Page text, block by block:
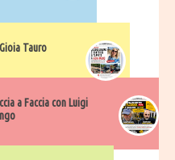
Tauro
a Faccia con Luigi